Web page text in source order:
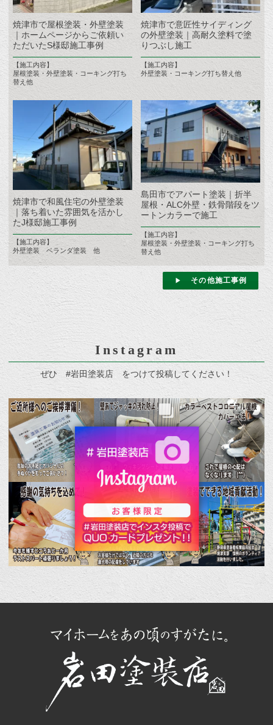
焼津市で屋根塗装・外壁塗装
｜ホームページからご依頼い
ただいたS様邸施工事例
【施工内容】
屋根塗装・外壁塗装・コーキング打ち
替え他
焼津市で意匠性サイディング
の外壁塗装｜高耐久塗料で塗
りつぶし施工
【施工内容】
外壁塗装・コーキング打ち替え他
焼津市で和風住宅の外壁塗装
｜落ち着いた雰囲気を活かし
たJ様邸施工事例
【施工内容】
外壁塗装 ベランダ塗装 他
島田市でアパート塗装｜折半
屋根・ALC外壁・鉄骨階段をツ
ートンカラーで施工
【施工内容】
屋根塗装・外壁塗装・コーキング打ち
替え他
その他施工事例
Instagram
ぜひ #岩田塗装店 をつけて投稿してください！